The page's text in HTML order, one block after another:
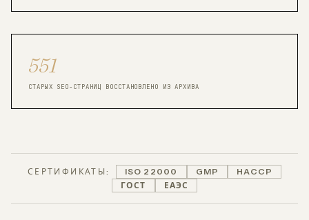
551
СТАРЫХ SEO-СТРАНИЦ ВОССТАНОВЛЕНО ИЗ АРХИВА
СЕРТИФИКАТЫ: ISO 22000 GMP
HACCP
ГОСТ
ЕАЭС